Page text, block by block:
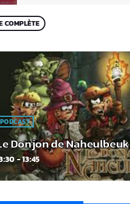
COMPLÈTE
PODCAST
Donjon de Naheulbeuk
- 13:45